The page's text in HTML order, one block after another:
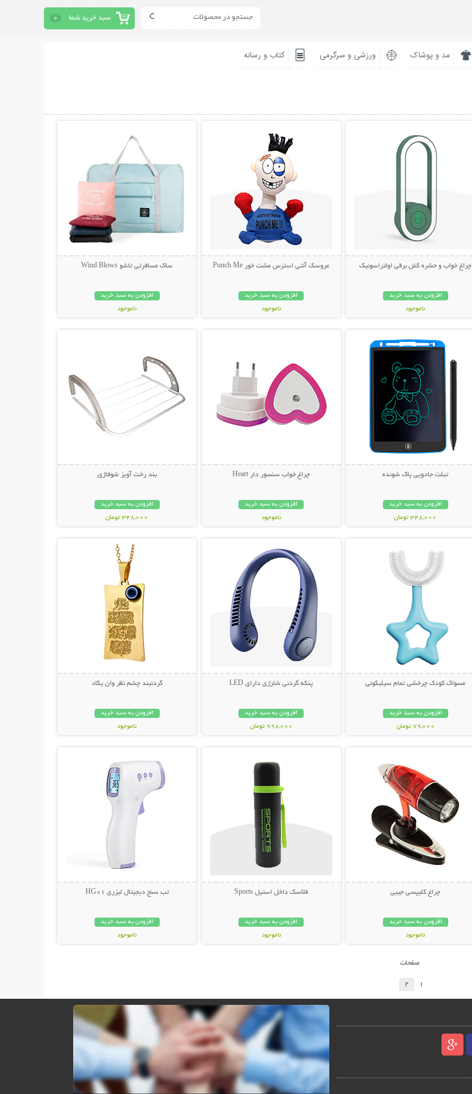
سبد خرید شما 0
مد و پوشاک ورزشی و سرگرمی کتاب و رسانه
چراغ خواب و حشره کش برقی اولتراسونیک
افزودن به سبد خرید
ناموجود
عروسک آنتی استرس مشت خور Punch Me
افزودن به سبد خرید
ناموجود
ساک مسافرتی تاشو Wind Blows
افزودن به سبد خرید
ناموجود
تبلت جادویی پاک شونده
افزودن به سبد خرید
348,000 تومان
چراغ خواب سنسور دار Heart
افزودن به سبد خرید
ناموجود
بند رخت آویز شوفاژی
افزودن به سبد خرید
348,000 تومان
مسواک کودک چرخشی تمام سیلیکونی
افزودن به سبد خرید
79,000 تومان
پنکه گردنی شارژی دارای LED
افزودن به سبد خرید
998,000 تومان
گردنبند چشم نظر وان یکاد
افزودن به سبد خرید
ناموجود
چراغ کلیپسی جیبی
افزودن به سبد خرید
ناموجود
فلاسک داخل استیل Sports
افزودن به سبد خرید
ناموجود
تب سنج دیجیتال لیزری HG01
افزودن به سبد خرید
ناموجود
صفحات
1
2